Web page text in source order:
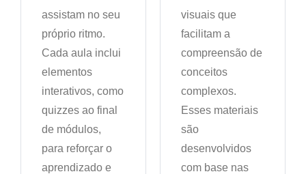
assistam no seu
próprio ritmo.
Cada aula inclui
elementos
interativos, como
quizzes ao final
de módulos,
para reforçar o
aprendizado e
visuais que
facilitam a
compreensão de
conceitos
complexos.
Esses materiais
são
desenvolvidos
com base nas